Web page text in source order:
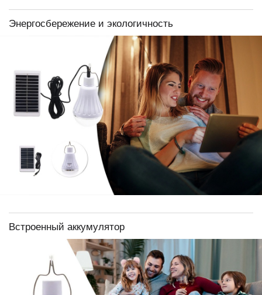
Энергосбережение и экологичность
Встроенный аккумулятор